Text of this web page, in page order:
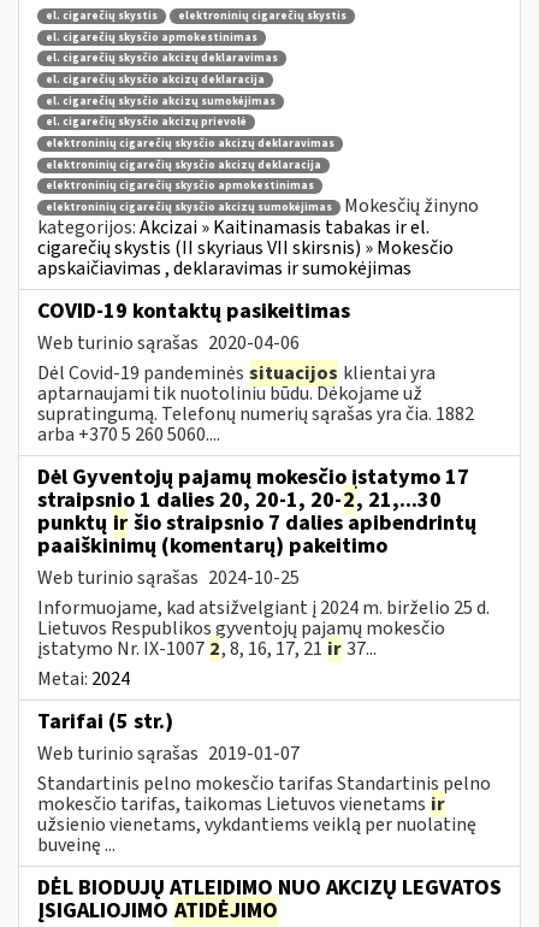
el. cigarečių skystis
elektroninių cigarečių skystis
el. cigarečių skysčio apmokestinimas
el. cigarečių skysčio akcizų deklaravimas
el. cigarečių skysčio akcizų deklaracija
el. cigarečių skysčio akcizų sumokėjimas
el. cigarečių skysčio akcizų prievolė
elektroninių cigarečių skysčio akcizų deklaravimas
elektroninių cigarečių skysčio akcizų deklaracija
elektroninių cigarečių skysčio apmokestinimas
elektroninių cigarečių skysčio akcizų sumokėjimas
Mokesčių žinyno
kategorijos:Akcizai » Kaitinamasis tabakas ir el.
cigarečių skystis (II skyriaus VII skirsnis) » Mokesčio
apskaičiavimas , deklaravimas ir sumokėjimas
COVID-19 kontaktų pasikeitimas
Web turinio sąrašas 2020-04-06
Dėl Covid-19 pandeminės situacijos klientai yra
aptarnaujami tik nuotoliniu būdu. Dėkojame už
supratingumą. Telefonų numerių sąrašas yra čia. 1882
arba +370 5 260 5060....
Dėl Gyventojų pajamų mokesčio įstatymo 17
straipsnio 1 dalies 20, 20-1, 20-2, 21,...30
punktų ir šio straipsnio 7 dalies apibendrintų
paaiškinimų (komentarų) pakeitimo
Web turinio sąrašas 2024-10-25
Informuojame, kad atsižvelgiant į 2024 m. birželio 25 d.
Lietuvos Respublikos gyventojų pajamų mokesčio
įstatymo Nr. IX-1007 2, 8, 16, 17, 21 ir37...
Metai: 2024
Tarifai (5 str.)
Web turinio sąrašas 2019-01-07
Standartinis pelno mokesčio tarifas Standartinis pelno
mokesčio tarifas, taikomas Lietuvos vienetams ir
užsienio vienetams, vykdantiems veiklą per nuolatinę
buveinę ...
DĖL BIODUJŲ ATLEIDIMO NUO AKCIZŲ LEGVATOS
ĮSIGALIOJIMO ATIDĖJIMO